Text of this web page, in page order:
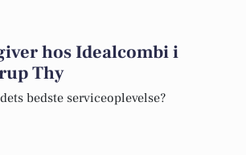
hos Idealcombi i
Thy
bedste serviceoplevelse?